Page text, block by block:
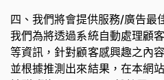
四、我們將會提供服務/廣告最
我們為將透過系統自動處理顧
等資訊，針對顧客感興趣之內
並根據推測出來結果，在本網